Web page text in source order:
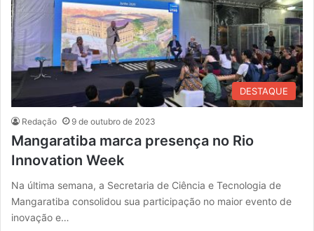
DESTAQUE
Redação 9 de outubro de 2023
Mangaratiba marca presença no Rio
Innovation Week
Na última semana, a Secretaria de Ciência e Tecnologia de
Mangaratiba consolidou sua participação no maior evento de
inovação e…